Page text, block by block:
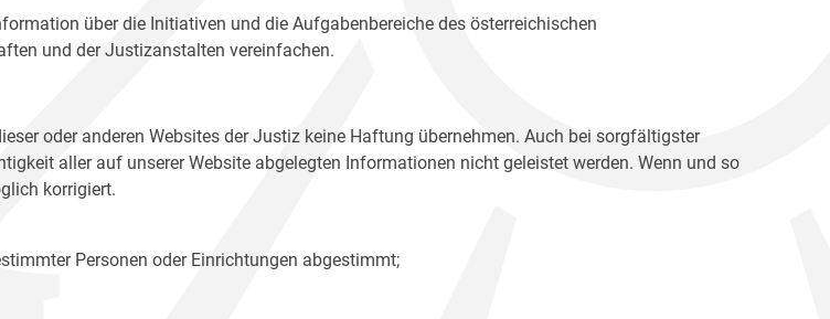
über die Initiativen und die Aufgabenbereiche des österreichischen
und der Justizanstalten vereinfachen.
oder anderen Websites der Justiz keine Haftung übernehmen. Auch bei sorgfältigster
aller auf unserer Website abgelegten Informationen nicht geleistet werden. Wenn und so
korrigiert.
Personen oder Einrichtungen abgestimmt;